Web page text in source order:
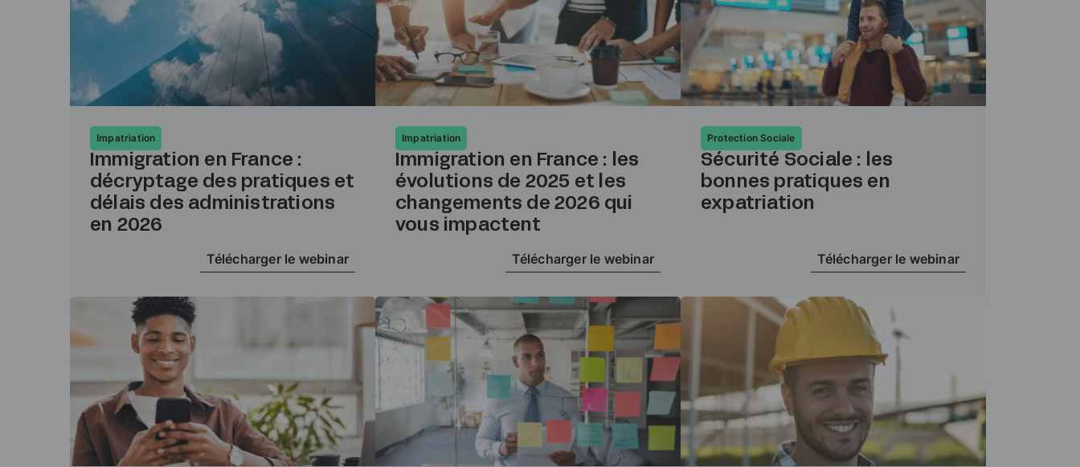
Impatriation
Immigration en France :
décryptage des pratiques et
délais des administrations
en 2026
Télécharger le webinar
Impatriation
Immigration en France : les
évolutions de 2025 et les
changements de 2026 qui
vous impactent
Télécharger le webinar
Protection Sociale
Sécurité Sociale : les
bonnes pratiques en
expatriation
Télécharger le webinar